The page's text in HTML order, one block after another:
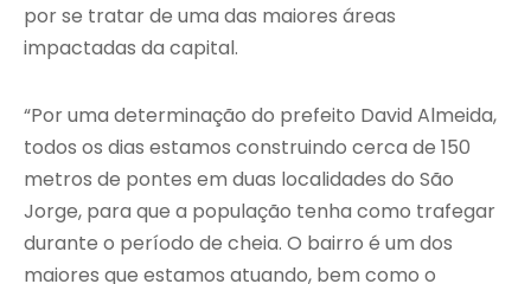
por se tratar de uma das maiores áreas
impactadas da capital.
“Por uma determinação do prefeito David Almeida,
todos os dias estamos construindo cerca de 150
metros de pontes em duas localidades do São
Jorge, para que a população tenha como trafegar
durante o período de cheia. O bairro é um dos
maiores que estamos atuando, bem como o